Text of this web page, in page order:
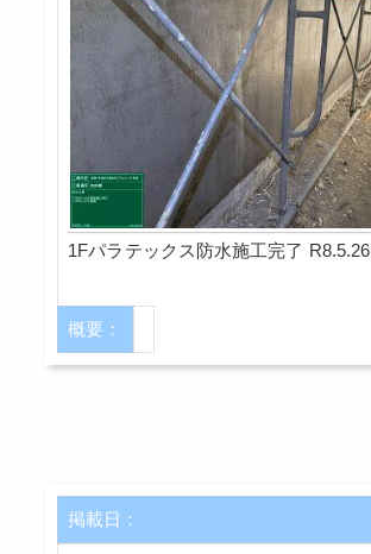
1Fパラテックス防水施工完了 R8.5.26
概要：
掲載日：